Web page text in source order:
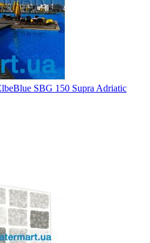
SBG 150 Supra Adriatic